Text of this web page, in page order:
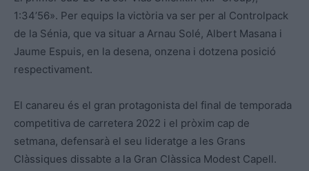
1:34’56». Per equips la victòria va ser per al Controlpack
de la Sénia, que va situar a Arnau Solé, Albert Masana i
Jaume Espuis, en la desena, onzena i dotzena posició
respectivament.
El canareu és el gran protagonista del final de temporada
competitiva de carretera 2022 i el pròxim cap de
setmana, defensarà el seu lideratge a les Grans
Clàssiques dissabte a la Gran Clàssica Modest Capell.